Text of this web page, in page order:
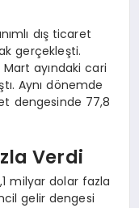
dış ticaret
gerçekleşti.
Mart ayındaki cari
Aynı dönemde
dengesinde 77,8
Verdi
milyar dolar fazla
gelir dengesi